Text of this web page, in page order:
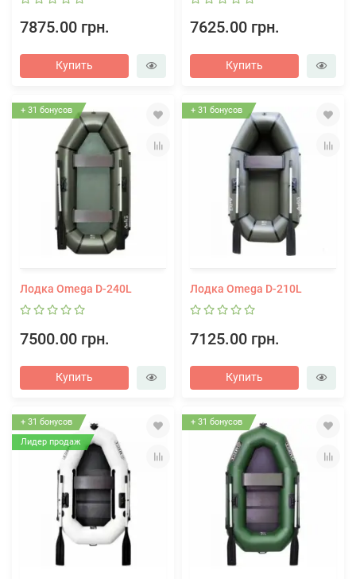
7875.00 грн.
Купить
7625.00 грн.
Купить
+ 31 бонусов
Лодка Omega D-240L
7500.00 грн.
Купить
+ 31 бонусов
Лодка Omega D-210L
7125.00 грн.
Купить
+ 31 бонусов
Лидер продаж
+ 31 бонусов